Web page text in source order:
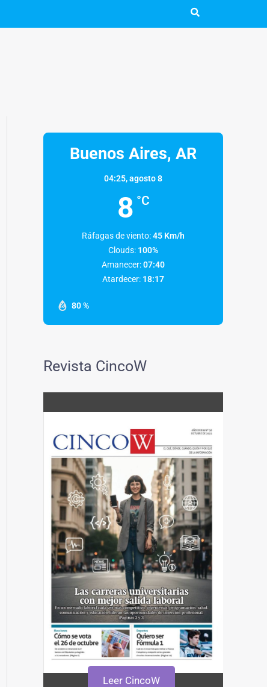
Buenos Aires, AR
04:25,agosto 8
8 °C
80 %
Ráfagas de viento:45 Km/h
Clouds: 100%
Amanecer:07:40
Atardecer: 18:17
Revista CincoW
Leer CincoW